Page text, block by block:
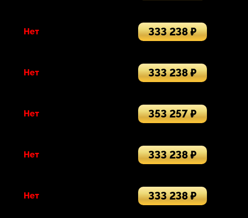
Нет 333 238 ₽
Нет 333 238 ₽
Нет 353 257 ₽
Нет 333 238 ₽
Нет 333 238 ₽